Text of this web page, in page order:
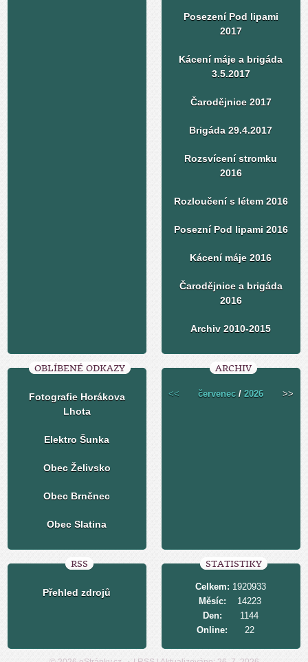
Posezení Pod lipami
2017
Kácení máje a brigáda
3.5.2017
Čarodějnice 2017
Brigáda 29.4.2017
Rozsvícení stromku
2016
Rozloučení s létem 2016
Posezní Pod lipami 2016
Kácení máje 2016
Čarodějnice a brigáda
2016
Archiv 2010-2015
OBLÍBENÉ ODKAZY
Fotografie Horákova
Lhota
Elektro Šunka
Obec Želivsko
Obec Brněnec
Obec Slatina
ARCHIV
<< červenec /2026 >>
RSS
Přehled zdrojů
STATISTIKY
Online: 22
Celkem: 1920933
Měsíc:
14223
Den:
1144